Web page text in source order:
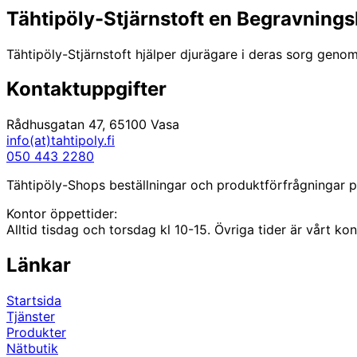
kan
väljas
produktsidan
flera
varianter.
De
olika
Tähtipöly-Stjärnstoft en
Tähtipöly-Stjärnstoft hjälper djurägare i deras sorg
Kontaktuppgifter
Rådhusgatan 47, 65100 Vasa
info(at)tahtipoly.fi
050 443 2280
Tähtipöly-Shops beställningar och produktförfrågningar
Kontor öppettider:
Alltid tisdag och torsdag kl 10-15. Övriga tider är vårt
Länkar
Startsida
Tjänster
Produkter
Nätbutik